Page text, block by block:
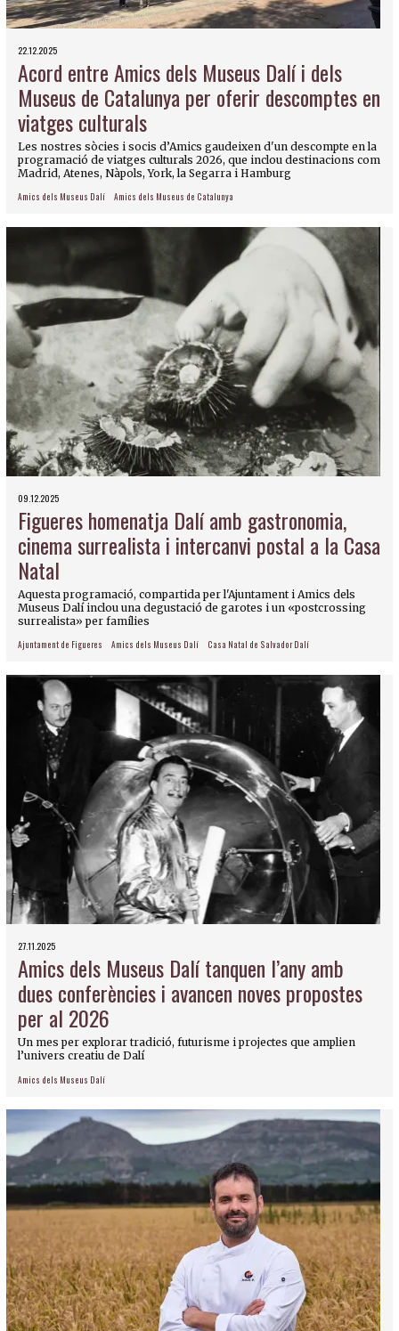
22.12.2025
Acord entre Amics dels Museus Dalí i dels
Museus de Catalunya per oferir descomptes en
viatges culturals
Les nostres sòcies i socis d’Amics gaudeixen d'un descompte en la
programació de viatges culturals 2026, que inclou destinacions com
Madrid, Atenes, Nàpols, York, la Segarra i Hamburg
Amics dels Museus Dalí Amics dels Museus de Catalunya
09.12.2025
Figueres homenatja Dalí amb gastronomia,
cinema surrealista i intercanvi postal a la Casa
Natal
Aquesta programació, compartida per l'Ajuntament i Amics dels
Museus Dalí inclou una degustació de garotes i un «postcrossing
surrealista» per famílies
Ajuntament de Figueres Amics dels Museus Dalí Casa Natal de Salvador Dalí
27.11.2025
Amics dels Museus Dalí tanquen l’any amb
dues conferències i avancen noves propostes
per al 2026
Un mes per explorar tradició, futurisme i projectes que amplien
l’univers creatiu de Dalí
Amics dels Museus Dalí